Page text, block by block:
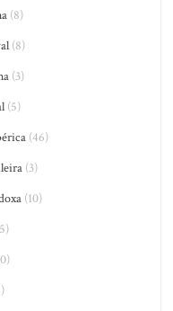
(8)
(8)
(3)
(5)
(46)
(3)
(10)